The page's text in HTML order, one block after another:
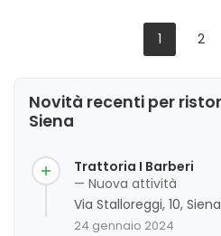
1 2
Novità recenti per
Siena
Trattoria I Barberi
— Nuova attività
Via Stalloreggi, 10, Siena
24 gennaio 2024